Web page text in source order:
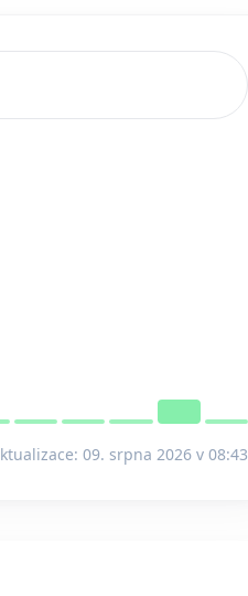
09. srpna 2026 v 08:43